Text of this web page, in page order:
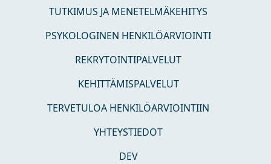
TUTKIMUS JA MENETELMÄKEHITYS
PSYKOLOGINEN HENKILÖARVIOINTI
REKRYTOINTIPALVELUT
KEHITTÄMISPALVELUT
TERVETULOA HENKILÖARVIOINTIIN
YHTEYSTIEDOT
DEV